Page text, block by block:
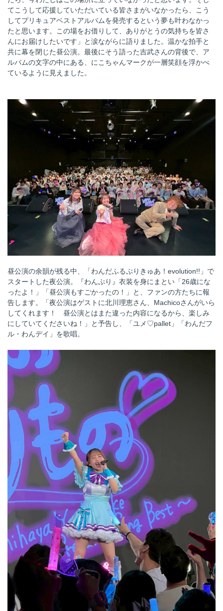
てこうして応援していただいている皆さまがいなかったら、こう
してプリキュアベストアルバムを発売するという夢も叶わなかっ
たと思います。この場をお借りして、ありがとうの気持ちを皆さ
んにお届けしたいです」と涙ながらに語りました。温かな拍手と
共に幕を閉じた昼公演。最後にそう語った吉武さんの背後で、ア
ルバムの文字の中にある、にこちゃんマークが一層笑顔を浮かべ
ているように見えました。
昼公演の余韻が残る中、「わんだふるぷりきゅあ！evolution!!」で
スタートした夜公演。『わんぷり』衣装を身にまとい「26歳にな
ったよ！」「昼公演もすごかったの！」と、ファンの方たちに報
告します。「夜公演はゲストに北川理恵さん、Machicoさんがいら
してくれます！ 昼公演とはまた違った内容になるから、楽しみ
にしていてくださいね！」と予告し、「ユメ♡pallet」「わんだフ
ル・わんデイ」を歌唱。